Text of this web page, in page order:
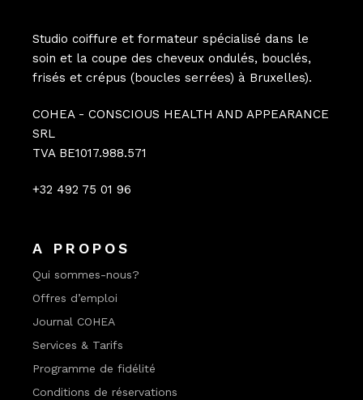
Studio coiffure et formateur spécialisé dans le
soin et la coupe des cheveux ondulés, bouclés,
frisés et crépus (boucles serrées) à Bruxelles).
COHEA - CONSCIOUS HEALTH AND APPEARANCE
SRL
TVA BE1017.988.571
+32 492 75 01 96
A PROPOS
Qui sommes-nous?
Offres d’emploi
Journal COHEA
Services & Tarifs
Programme de fidélité
Conditions de réservations